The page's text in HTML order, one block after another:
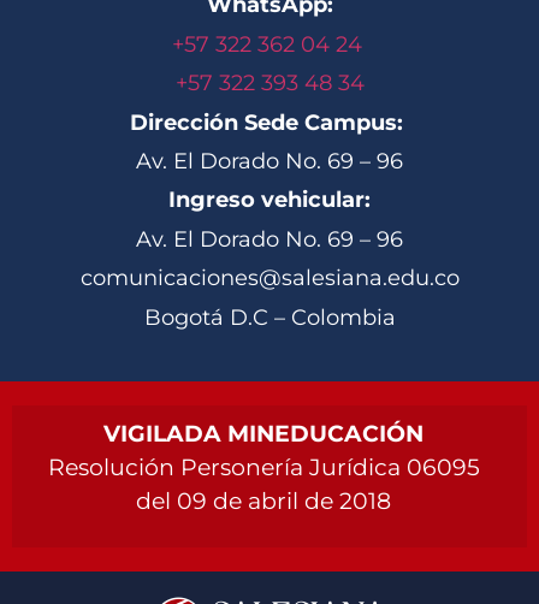
+57 322 362 04 24
+57 322 393 48 34
Dirección Sede Campus:
Av. El Dorado No. 69 – 96
Ingreso vehicular:
Av. El Dorado No. 69 – 96
comunicaciones@salesiana.edu.co
Bogotá D.C – Colombia
VIGILADA MINEDUCACIÓN
Resolución Personería Jurídica 06095
del 09 de abril de 2018